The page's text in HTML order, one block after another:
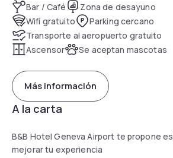
Bar / Café
Zona de desayuno
Wifi gratuito
Parking cercano
Transporte al aeropuerto gratuito
Ascensor
Se aceptan mascotas
Más información
A la carta
B&B Hotel Geneva Airport te propone
mejorar tu experiencia